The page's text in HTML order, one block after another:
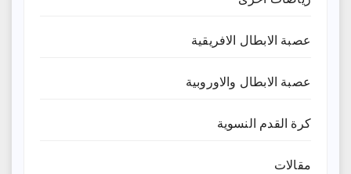
عصبة الابطال الافريقية
عصبة الابطال والاوروبية
كرة القدم النسوية
مقالات